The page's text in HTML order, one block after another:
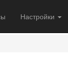
Настройки